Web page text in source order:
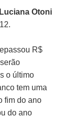
Luciana Otoni
R$
o último
tem uma
fim do ano
do ano